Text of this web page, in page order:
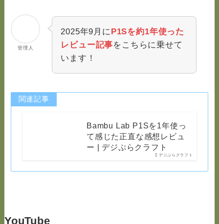
管理人
2025年9月にP1Sを約1年使った
レビュー記事をこちらに乗せて
います！
関連記事
デジぷらクラフト
Bambu Lab P1Sを1年使っ
て感じた正直な感想レビュ
ー | デジぷらクラフト
YouTube